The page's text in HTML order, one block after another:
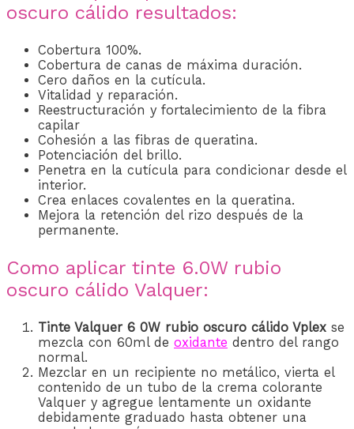
oscuro cálido resultados:
Cobertura 100%.
Cobertura de canas de máxima duración.
Cero daños en la cutícula.
Vitalidad y reparación.
Reestructuración y fortalecimiento de la fibra
capilar
Cohesión a las fibras de queratina.
Potenciación del brillo.
Penetra en la cutícula para condicionar desde el
interior.
Crea enlaces covalentes en la queratina.
Mejora la retención del rizo después de la
permanente.
Como aplicar tinte 6.0W rubio
oscuro cálido Valquer:
Tinte Valquer 6 0W rubio oscuro cálido Vplex se
mezcla con 60ml de oxidante dentro del rango
normal.
Mezclar en un recipiente no metálico, vierta el
contenido de un tubo de la crema colorante
Valquer y agregue lentamente un oxidante
debidamente graduado hasta obtener una